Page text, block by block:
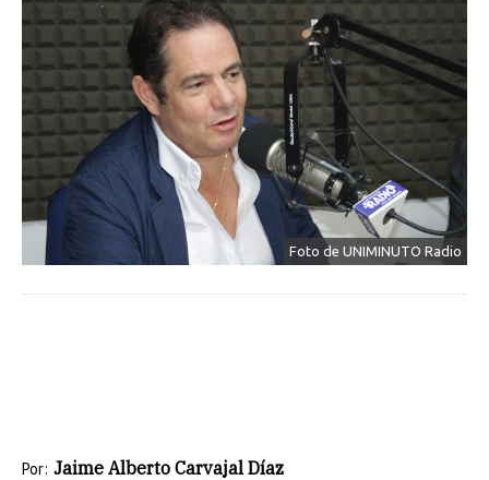
Foto de UNIMINUTO Radio
Por: Jaime Alberto Carvajal Díaz